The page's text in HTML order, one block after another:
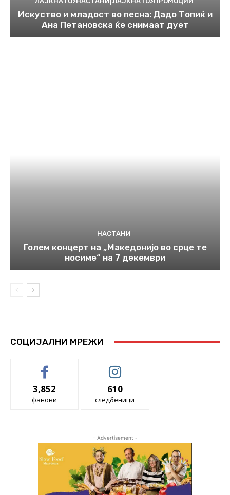
Искуство и младост во песна: Дадо Топиќ и
Ана Петановска ќе снимаат дует
НАСТАНИ
Голем концерт на „Македонијо во срце те
носиме“ на 7 декември
СОЦИЈАЛНИ МРЕЖИ
3,852
фанови
610
следбеници
- Advertisement -